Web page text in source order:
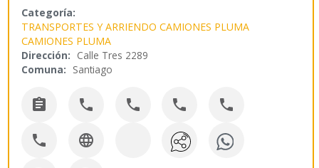
Categoría:
TRANSPORTES Y ARRIENDO CAMIONES PLUMA
CAMIONES PLUMA
Dirección: Calle Tres 2289
Comuna: Santiago
    
 